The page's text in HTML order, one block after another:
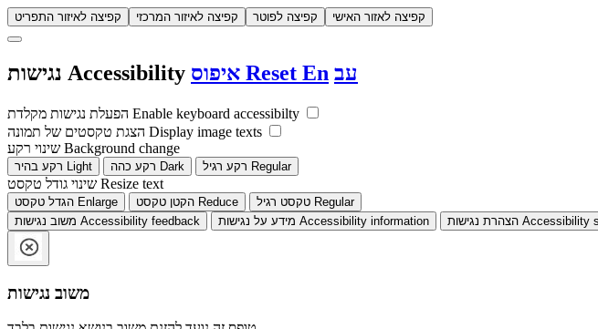
קפיצה לאיזור התפריט קפיצה לאיזור המרכזי קפיצה לפוטר קפיצה לאזור האישי
Accessibility Reset En עב
Enable keyboard accessibilty
Display image texts
Background change
Light Dark Regular
Resize text
Enlarge Reduce
Regular
Accessibility feedback Accessibility information Accessibility
משוב נגישות